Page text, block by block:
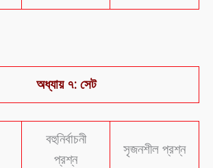
অধ্যায় ৭: সেট
বহুনির্বাচনী
প্রশ্ন
সৃজনশীল প্রশ্ন